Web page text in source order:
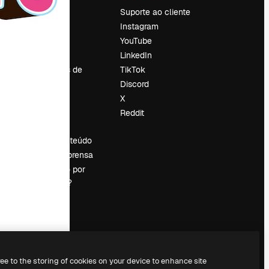
Preços
Tendências de
Vender conteúdo
Sala de imprensa
Procurando por
magnific.ai?
Suporte ao cliente
Instagram
YouTube
LinkedIn
TikTok
Discord
X
Reddit
to the storing of cookies on your device to enhance site